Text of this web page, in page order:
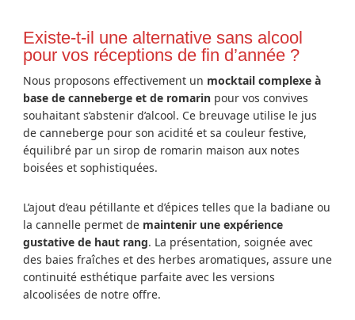
Existe-t-il une alternative sans alcool
pour vos réceptions de fin d’année ?
Nous proposons effectivement un mocktail complexe à
base de canneberge et de romarinpour vos convives
souhaitant s’abstenir d’alcool. Ce breuvage utilise le jus
de canneberge pour son acidité et sa couleur festive,
équilibré par un sirop de romarin maison aux notes
boisées et sophistiquées.
L’ajout d’eau pétillante et d’épices telles que la badiane ou
la cannelle permet de maintenir une expérience
gustative de haut rang. La présentation, soignée avec
des baies fraîches et des herbes aromatiques, assure une
continuité esthétique parfaite avec les versions
alcoolisées de notre offre.